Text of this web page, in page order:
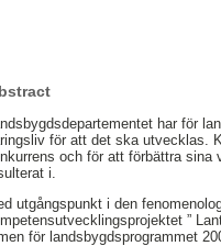
har för
för att det ska utvecklas.
och för att förbättra
i.
utgångspunkt i den
”
för landsbygdsprogrammet